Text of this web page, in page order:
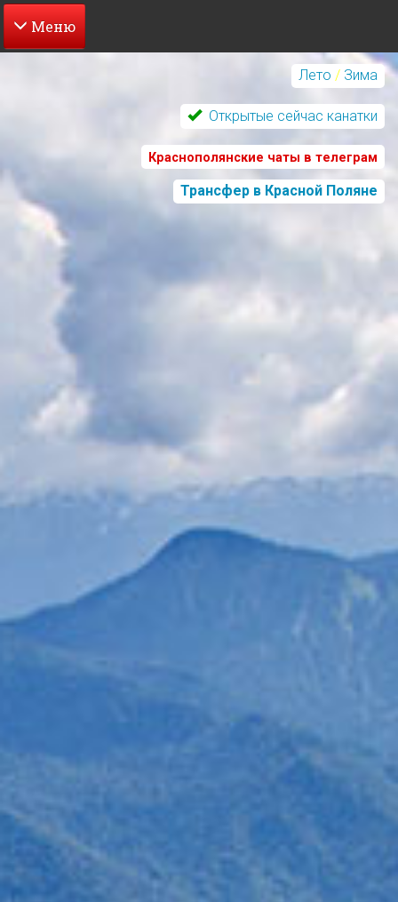
Перейти
Лето / Зима
Открытые сейчас канатки
Краснополянские чаты в телеграм
Трансфер в Красной Поляне